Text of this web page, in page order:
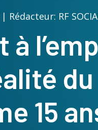
Rédacteur: RF
à
du
15